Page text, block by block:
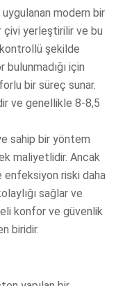
modern bir
çivi yerleştirilir ve bu
şekilde
bulunmadığı için
bir süreç sunar.
ve genellikle 8-8,5
sahip bir yöntem
maliyetlidir. Ancak
enfeksiyon riski daha
sağlar ve
konfor ve güvenlik
biridir.